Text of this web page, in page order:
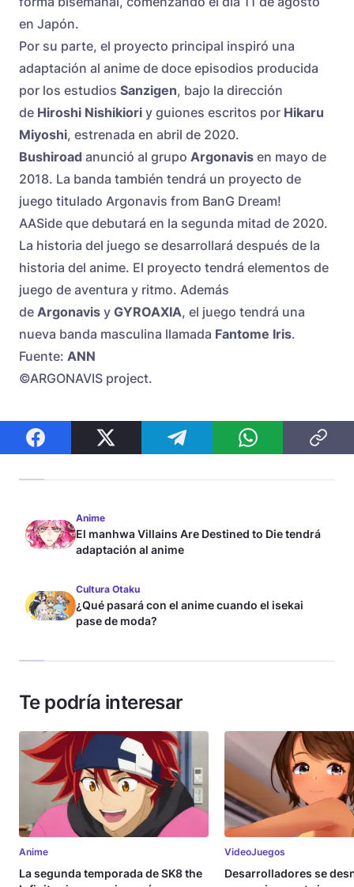
en Japón.
Por su parte, el proyecto principal inspiró una
adaptación al anime de doce episodios producida
por los estudios Sanzigen, bajo la dirección
de Hiroshi Nishikiori y guiones escritos por Hikaru
Miyoshi, estrenada en abril de 2020.
Bushiroad anunció al grupo Argonavis en mayo de
2018. La banda también tendrá un proyecto de
juego titulado Argonavis from BanG Dream!
AASide que debutará en la segunda mitad de 2020.
La historia del juego se desarrollará después de la
historia del anime. El proyecto tendrá elementos de
juego de aventura y ritmo. Además
de Argonavis y GYROAXIA, el juego tendrá una
nueva banda masculina llamada Fantome Iris.
Fuente: ANN
©ARGONAVIS project.
Anime
El manhwa Villains Are Destined to Die tendrá
adaptación al anime
Cultura Otaku
¿Qué pasará con el anime cuando el isekai
pase de moda?
Te podría interesar
Anime
La segunda temporada de SK8 the
VideoJuegos
Desarrolladores se